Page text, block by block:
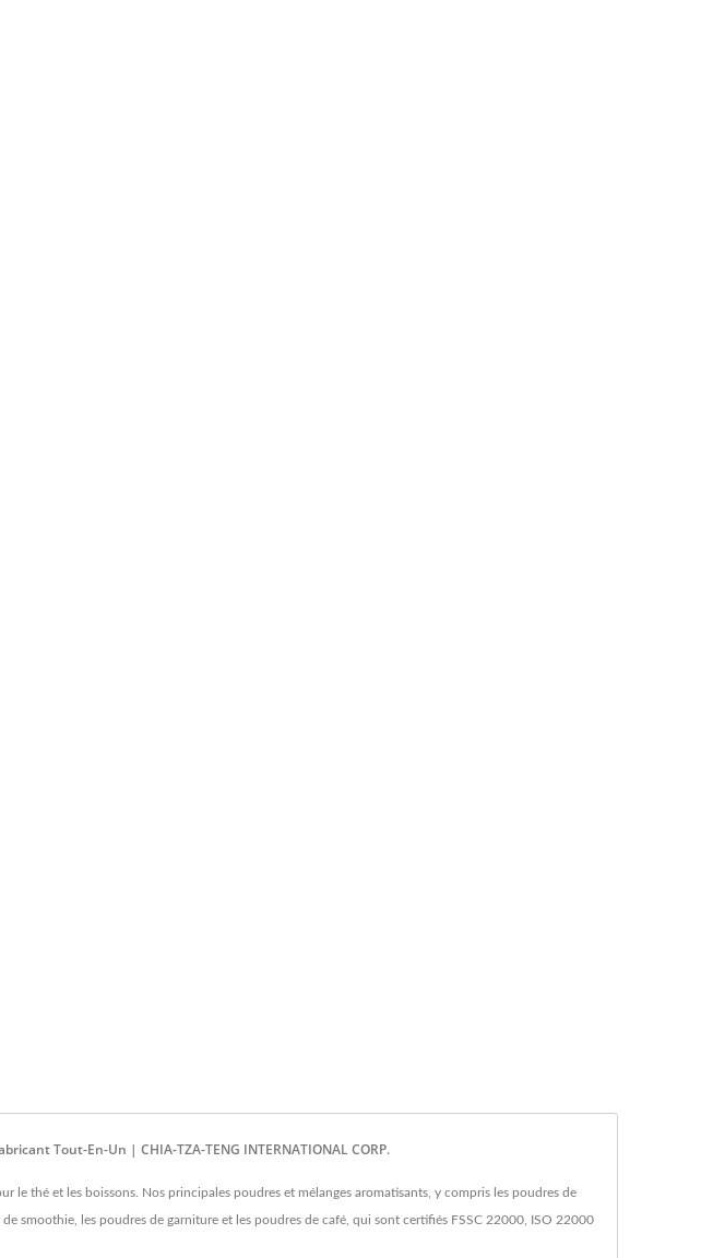
Tout-En-Un | CHIA-TZA-TENG INTERNATIONAL CORP.
le thé et les boissons. Nos principales poudres et mélanges aromatisants, y compris les poudres de
smoothie, les poudres de garniture et les poudres de café, qui sont certifiés FSSC 22000, ISO 22000